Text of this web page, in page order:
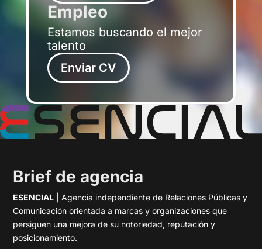
Empleo
Estamos buscando el mejor
talento
Enviar CV
Brief de agencia
ESENCIAL | Agencia independiente de Relaciones Públicas y
Comunicación orientada a marcas y organizaciones que
persiguen una mejora de su notoriedad, reputación y
posicionamiento.